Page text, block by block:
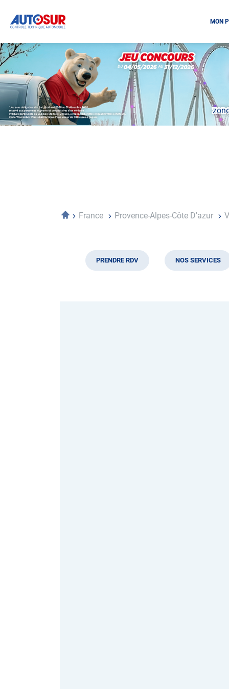
MON
Opération
spéciale
Mai
-
Décembre
2026
Locations
AccueilFrance Provence-Alpes-Côte D'azur
PRENDRE RDV NOS SERVICES